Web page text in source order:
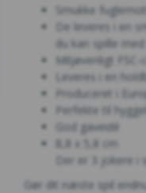
Smukke
De leveres i en
du kan spille
Miljøvenligt
Leveres i en
Produceret i
Perfekte til
God gaveidé
8,8 x 5,8 cm
Der er 3 jokere i
Gør dit næste spil